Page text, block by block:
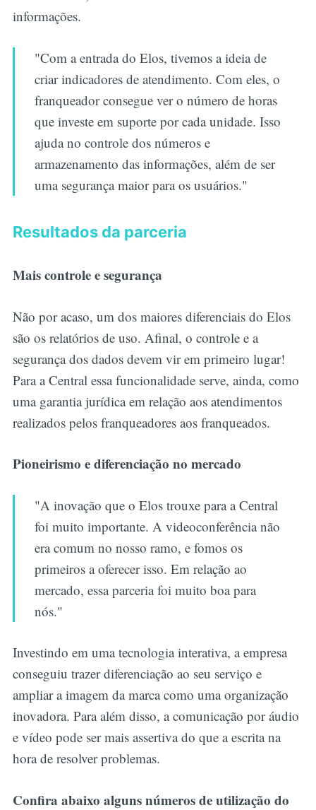
informações.
"Com a entrada do Elos, tivemos a ideia de
criar indicadores de atendimento. Com eles, o
franqueador consegue ver o número de horas
que investe em suporte por cada unidade. Isso
ajuda no controle dos números e
armazenamento das informações, além de ser
uma segurança maior para os usuários."
Resultados da parceria
Mais controle e segurança
Não por acaso, um dos maiores diferenciais do Elos
são os relatórios de uso. Afinal, o controle e a
segurança dos dados devem vir em primeiro lugar!
Para a Central essa funcionalidade serve, ainda, como
uma garantia jurídica em relação aos atendimentos
realizados pelos franqueadores aos franqueados.
Pioneirismo e diferenciação no mercado
"A inovação que o Elos trouxe para a Central
foi muito importante. A videoconferência não
era comum no nosso ramo, e fomos os
primeiros a oferecer isso. Em relação ao
mercado, essa parceria foi muito boa para
nós."
Investindo em uma tecnologia interativa, a empresa
conseguiu trazer diferenciação ao seu serviço e
ampliar a imagem da marca como uma organização
inovadora. Para além disso, a comunicação por áudio
e vídeo pode ser mais assertiva do que a escrita na
hora de resolver problemas.
Confira abaixo alguns números de utilização do